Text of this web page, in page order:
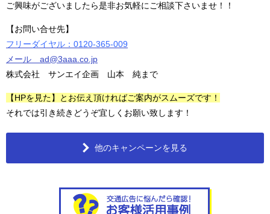
ご興味がございましたら是非お気軽にご相談下さいませ！！
【お問い合せ先】
フリーダイヤル：0120-365-009
メール ad@3aaa.co.jp
株式会社 サンエイ企画 山本 純まで
【HPを見た】とお伝え頂ければご案内がスムーズです！
それでは引き続きどうぞ宜しくお願い致します！
他のキャンペーンを見る